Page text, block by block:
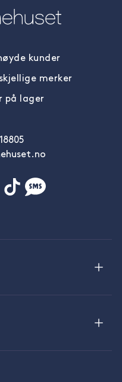
kunder
merker
på lager